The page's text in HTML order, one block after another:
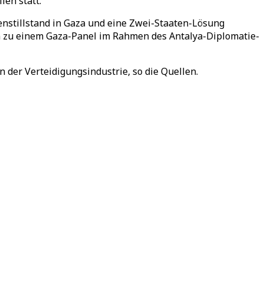
in Gaza und eine Zwei-Staaten-Lösung
einem Gaza-Panel im Rahmen des Antalya-Diplomatie-
Verteidigungsindustrie, so die Quellen.